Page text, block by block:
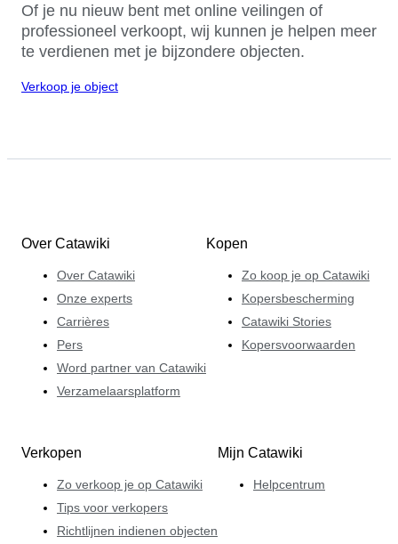
Of je nu nieuw bent met online veilingen of
professioneel verkoopt, wij kunnen je helpen meer
te verdienen met je bijzondere objecten.
Verkoop je object
Over Catawiki
Over Catawiki
Onze experts
Carrières
Pers
Word partner van Catawiki
Verzamelaarsplatform
Kopen
Zo koop je op Catawiki
Kopersbescherming
Catawiki Stories
Kopersvoorwaarden
Verkopen
Zo verkoop je op Catawiki
Tips voor verkopers
Richtlijnen indienen objecten
Mijn Catawiki
Helpcentrum